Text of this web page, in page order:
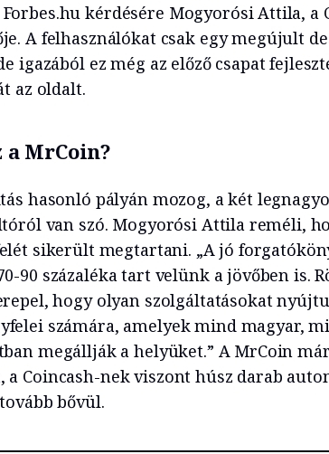
kérdésére Mogyorósi Attila, a
A felhasználókat csak egy megújult
igazából ez még az előző csapat
az oldalt.
a MrCoin?
hasonló pályán mozog, a két
van szó. Mogyorósi Attila reméli,
sikerült megtartani. „A jó
90 százaléka tart velünk a jövőben is.
hogy olyan szolgáltatásokat
számára, amelyek mind magyar,
megállják a helyüket.” A MrCoin
a Coincash-nek viszont húsz darab
bővül.